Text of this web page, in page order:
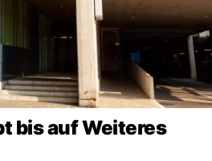
bis auf Weiteres